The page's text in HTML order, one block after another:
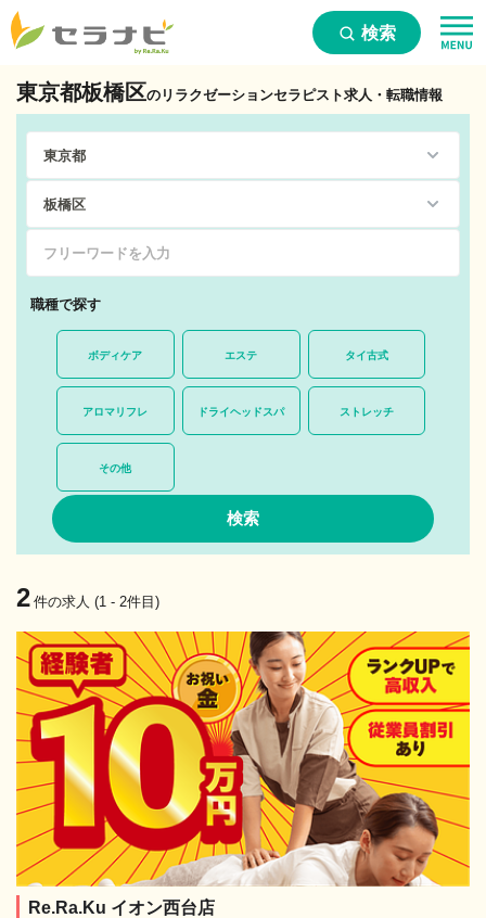
検索
東京都板橋区のリラクゼーションセラピスト求人・転職情報
職種で探す
ボディケア エステ タイ古式
アロマリフレ ドライヘッドスパ ストレッチ
その他
2 件の求人 (1 - 2件目)
Re.Ra.Ku イオン西台店